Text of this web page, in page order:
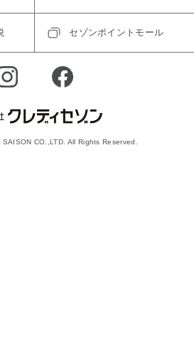
セゾンポイントモール
CO.,LTD. All Rights Reserved.